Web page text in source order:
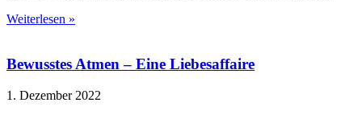
Weiterlesen »
Bewusstes Atmen – Eine Liebesaffaire
1. Dezember 2022